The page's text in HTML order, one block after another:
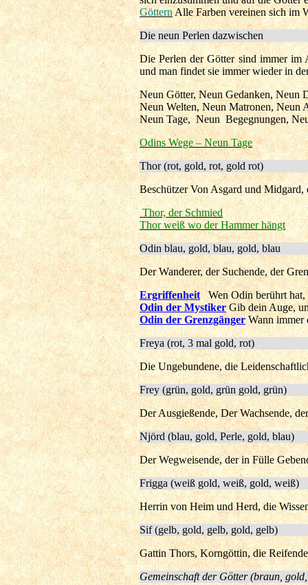
Göttern Alle Farben vereinen sich im
Die neun Perlen dazwischen
Die Perlen der Götter sind immer im
und man findet sie immer wieder in
Neun Götter, Neun Gedanken, Neun
Neun Welten, Neun Matronen, Neun
Neun Tage, Neun Begegnungen,
Odins Wege – Neun Tage
Thor (rot, gold, rot, gold rot)
Beschützer Von Asgard und
Thor, der Schmied
Thor weiß wo der Hammer hängt
Odin blau, gold, blau, gold, blau
Der Wanderer, der Suchende, der
Ergriffenheit
Wen Odin berührt
Odin der Mystiker Gib dein Auge,
Odin der GrenzgängerWann immer
Freya (rot, 3 mal gold, rot)
Die Ungebundene, die
Frey (grün, gold, grün gold, grün)
Der Ausgießende, Der Wachsende,
Njörd (blau, gold, Perle, gold, blau)
Der Wegweisende, der in Fülle
Frigga (weiß gold, weiß, gold, weiß)
Herrin von Heim und Herd, die
Sif (gelb, gold, gelb, gold, gelb)
Gattin Thors, Korngöttin, die
Gemeinschaft der Götter (braun,